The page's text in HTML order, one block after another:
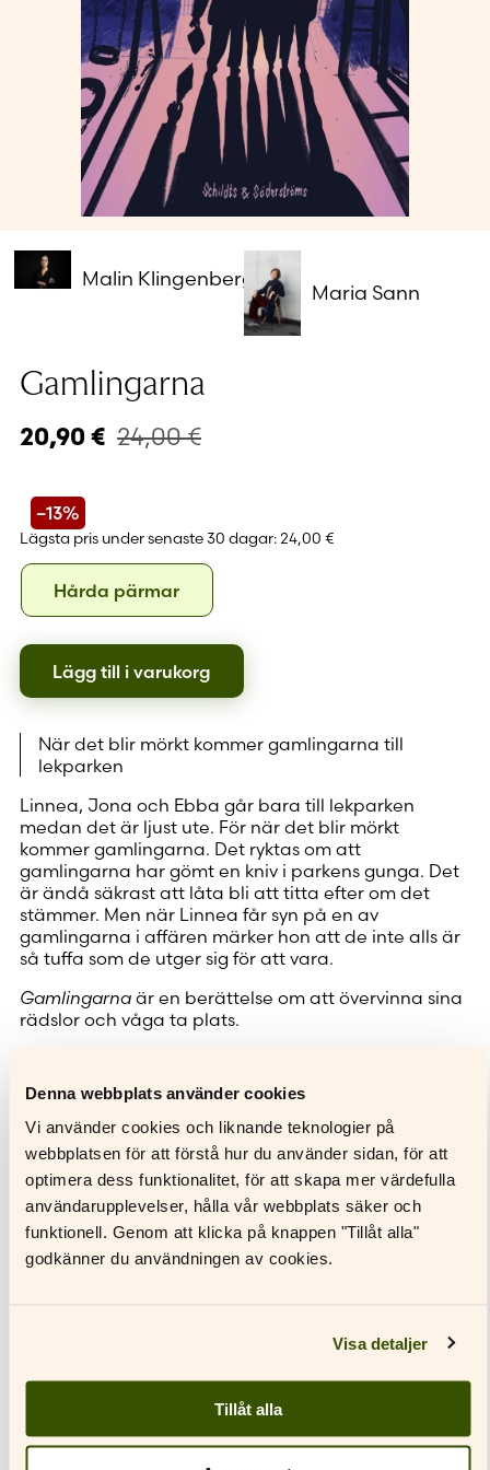
Denna webbplats använder cookies
Vi använder cookies och liknande teknologier på
webbplatsen för att förstå hur du använder sidan, för att
optimera dess funktionalitet, för att skapa mer värdefulla
användarupplevelser, hålla vår webbplats säker och
funktionell. Genom att klicka på knappen "Tillåt alla"
godkänner du användningen av cookies.
Visa detaljer
Tillåt alla
Glömt ditt lösenord?
Har du inget konto?
Skapa nytt konto
Malin Klingenberg
Maria Sann
Gamlingarna
20,90 € 24,00€
–13%
Lägsta pris under senaste 30 dagar:24,00 €
Format
Hårda pärmarHårda
pärmar
Lägg till i varukorg
När det blir mörkt kommer gamlingarna till
lekparken
Linnea, Jona och Ebba går bara till lekparken
medan det är ljust ute. För när det blir mörkt
kommer gamlingarna. Det ryktas om att
gamlingarna har gömt en kniv i parkens gunga. Det
är ändå säkrast att låta bli att titta efter om det
stämmer. Men när Linnea får syn på en av
gamlingarna i affären märker hon att de inte alls är
så tuffa som de utger sig för att vara.
Gamlingarna är en berättelse om att övervinna sina
rädslor och våga ta plats.
Bilderboken är Klingenbergs och Sanns fjärde
gemensamma.Skelettet(2022) nominerades till
Nordiska rådets pris för barn- och ungdomslitteratur
2024.
Tonåringarnas värld är bade skrämmande